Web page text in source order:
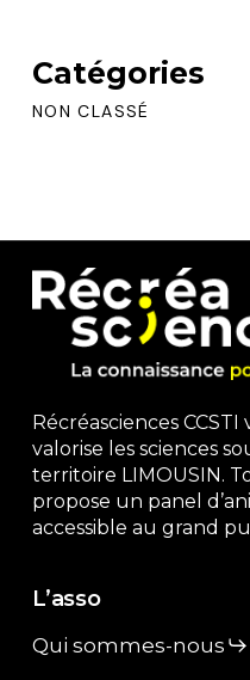
Catégories
NON CLASSÉ
Récréasciences
valorise les sciences
territoire LIMOUSIN.
propose un panel
accessible au grand
L’asso
Qui sommes-nous